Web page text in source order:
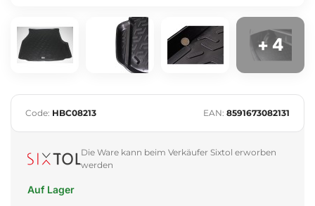
+ 4
Code: HBC08213 EAN: 8591673082131
Die Ware kann beim Verkäufer Sixtol erworben
werden
Auf Lager